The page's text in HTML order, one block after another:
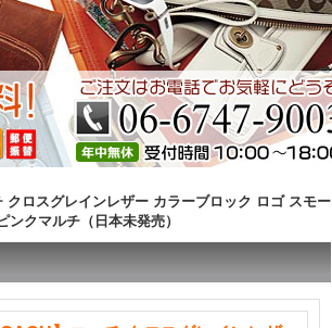
クロスグレインレザー カラーブロック ロゴ スモー
クマルチ（日本未発売）